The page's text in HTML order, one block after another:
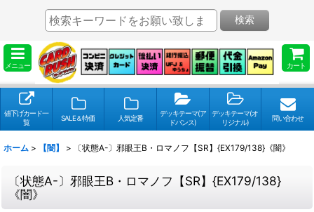
メニュー カート
検索
値下げカード一
覧
SALE＆特価 人気定番
デッキテーマ(ア
ドバンス)
デッキテーマ(オ
リジナル)
問い合わせ
ホーム > 【闇】 > 〔状態A-〕邪眼王B・ロマノフ【SR】{EX179/138}《闇》
〔状態A-〕邪眼王B・ロマノフ【SR】{EX179/138}
《闇》